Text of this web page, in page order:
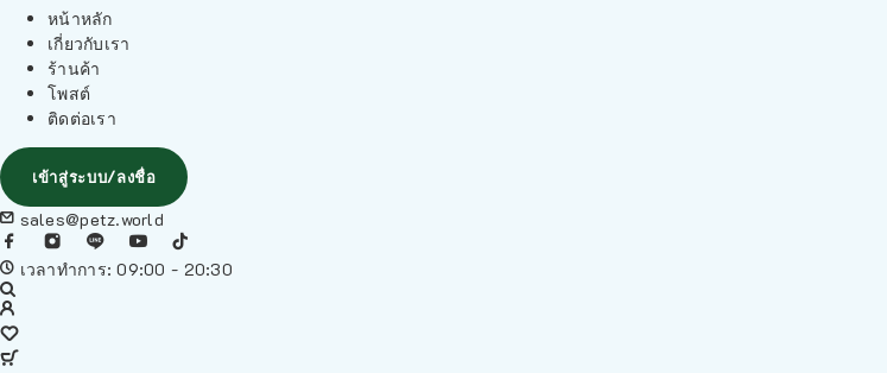
หน้าหลัก
เกี่ยวกับเรา
ร้านค้า
โพสต์
ติดต่อเรา
เข้าสู่ระบบ/ลงชื่อ
sales@petz.world
เวลาทำการ: 09:00 - 20:30